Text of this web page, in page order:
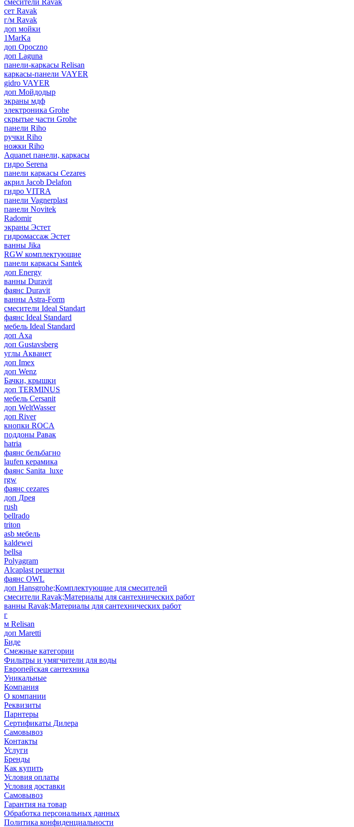
смесители Ravak
сет Ravak
г/м Ravak
доп мойки
1MarKa
доп Opoczno
доп Laguna
панели-каркасы Relisan
каркасы-панели VAYER
gidro VAYER
доп Мойдодыр
экраны мдф
электроника Grohe
скрытые части Grohe
панели Riho
ручки Riho
ножки Riho
Aquanet панели, каркасы
гидро Serena
панели каркасы Cezares
акрил Jacob Delafon
гидро VITRA
панели Vagnerplast
панели Novitek
Radomir
экраны Эстет
гидромассаж Эстет
ванны Jika
RGW комплектующие
панели каркасы Santek
доп Energy
ванны Duravit
фаянс Duravit
ванны Astra-Form
смесители Ideal Standart
фаянс Ideal Standard
мебель Ideal Standard
доп Axa
доп Gustavsberg
углы Акванет
доп Imex
доп Wenz
Бачки, крышки
доп TERMINUS
мебель Cersanit
доп WeltWasser
доп River
кнопки ROCA
поддоны Равак
hatria
фаянс бельбагно
laufen керамика
фаянс Sanita_luxe
rgw
фаянс cezares
доп Дрея
rush
bellrado
triton
asb мебель
kaldewei
bellsa
Polyagram
Alcaplast решетки
фаянс OWL
доп Hansgrohe;Комплектующие для смесителей
смесители Ravak;Материалы для сантехнических работ
ванны Ravak;Материалы для сантехнических работ
г
м Relisan
доп Maretti
Биде
Смежные категории
Фильтры и умягчители для воды
Европейская сантехника
Уникальные
Компания
О компании
Реквизиты
Парнтеры
Сертификаты Дилера
Самовывоз
Контакты
Услуги
Бренды
Как купить
Условия оплаты
Условия доставки
Самовывоз
Гарантия на товар
Обработка персональных данных
Политика конфиденциальности